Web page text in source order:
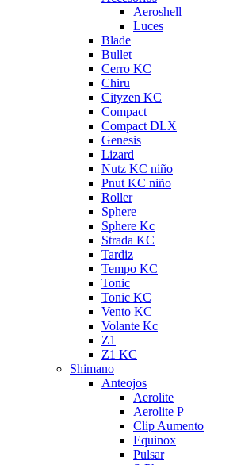
Aeroshell
Luces
Blade
Bullet
Cerro KC
Chiru
Cityzen KC
Compact
Compact DLX
Genesis
Lizard
Nutz KC niño
Pnut KC niño
Roller
Sphere
Sphere Kc
Strada KC
Tardiz
Tempo KC
Tonic
Tonic KC
Vento KC
Volante Kc
Z1
Z1 KC
Shimano
Anteojos
Aerolite
Aerolite P
Clip Aumento
Equinox
Pulsar